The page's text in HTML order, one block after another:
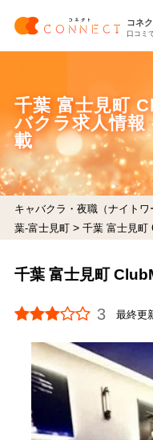
コネ
口コミ
千葉 富士見町
バクラ求人情報
載
キャバクラ・夜職（ナイト
葉-富士見町> 千葉 富士見町
千葉 富士見町
3 最終更